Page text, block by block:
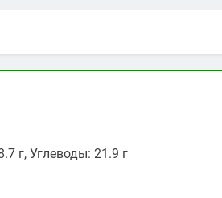
г, Углеводы: 21.9 г